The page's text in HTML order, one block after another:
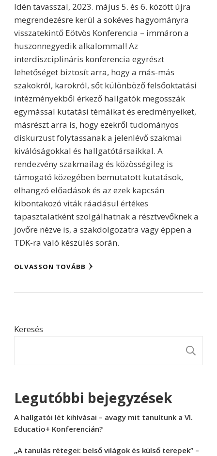
Idén tavasszal, 2023. május 5. és 6. között újra
megrendezésre kerül a sokéves hagyományra
visszatekintő Eötvös Konferencia – immáron a
huszonnegyedik alkalommal! Az
interdiszciplináris konferencia egyrészt
lehetőséget biztosít arra, hogy a más-más
szakokról, karokról, sőt különböző felsőoktatási
intézményekből érkező hallgatók megosszák
egymással kutatási témáikat és eredményeiket,
másrészt arra is, hogy ezekről tudományos
diskurzust folytassanak a jelenlévő szakmai
kiválóságokkal és hallgatótársaikkal. A
rendezvény szakmailag és közösségileg is
támogató közegében bemutatott kutatások,
elhangzó előadások és az ezek kapcsán
kibontakozó viták ráadásul értékes
tapasztalatként szolgálhatnak a résztvevőknek a
jövőre nézve is, a szakdolgozatra vagy éppen a
TDK-ra való készülés során.
OLVASSON TOVÁBB
Keresés
Legutóbbi bejegyzések
A hallgatói lét kihívásai – avagy mit tanultunk a VI.
Educatio+ Konferencián?
„A tanulás rétegei: belső világok és külső terepek” –